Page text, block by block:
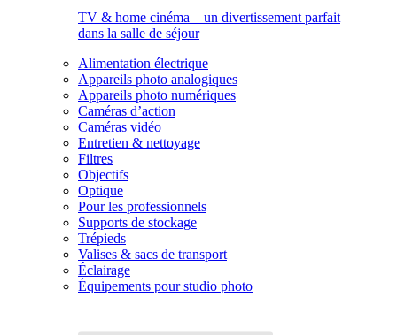
TV & home cinéma – un divertissement parfait
dans la salle de séjour
Alimentation électrique
Appareils photo analogiques
Appareils photo numériques
Caméras d’action
Caméras vidéo
Entretien & nettoyage
Filtres
Objectifs
Optique
Pour les professionnels
Supports de stockage
Trépieds
Valises & sacs de transport
Éclairage
Équipements pour studio photo